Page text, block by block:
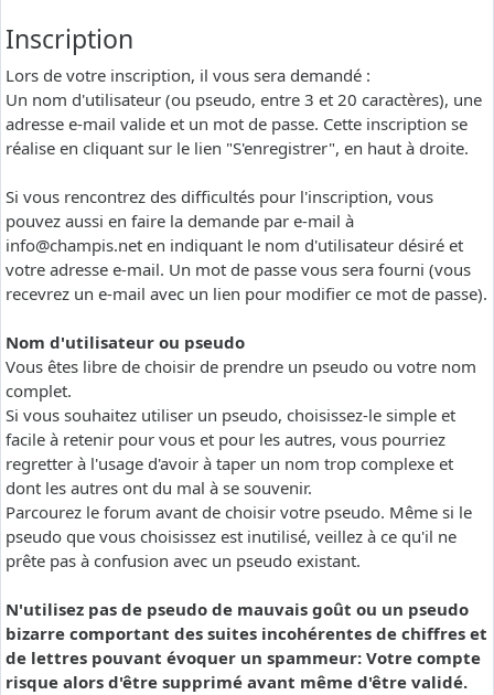
Inscription
Lors de votre inscription, il vous sera demandé :
Un nom d'utilisateur (ou pseudo, entre 3 et 20 caractères), une
adresse e-mail valide et un mot de passe. Cette inscription se
réalise en cliquant sur le lien "S'enregistrer", en haut à droite.
Si vous rencontrez des difficultés pour l'inscription, vous
pouvez aussi en faire la demande par e-mail à
info@champis.net en indiquant le nom d'utilisateur désiré et
votre adresse e-mail. Un mot de passe vous sera fourni (vous
recevrez un e-mail avec un lien pour modifier ce mot de passe).
Nom d'utilisateur ou pseudo
Vous êtes libre de choisir de prendre un pseudo ou votre nom
complet.
Si vous souhaitez utiliser un pseudo, choisissez-le simple et
facile à retenir pour vous et pour les autres, vous pourriez
regretter à l'usage d'avoir à taper un nom trop complexe et
dont les autres ont du mal à se souvenir.
Parcourez le forum avant de choisir votre pseudo. Même si le
pseudo que vous choisissez est inutilisé, veillez à ce qu'il ne
prête pas à confusion avec un pseudo existant.
N'utilisez pas de pseudo de mauvais goût ou un pseudo
bizarre comportant des suites incohérentes de chiffres et
de lettres pouvant évoquer un spammeur: Votre compte
risque alors d'être supprimé avant même d'être validé.